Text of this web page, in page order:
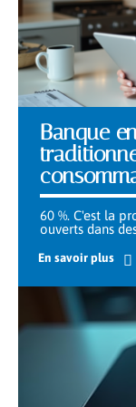
Banque
60 %. C'est la
ouverts dans
En savoir plus